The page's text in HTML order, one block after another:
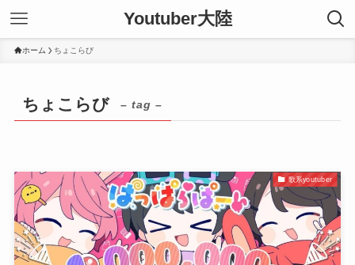
Youtuber大陸
ホーム ちょこらび
ちょこらび – tag –
歌系youtuber